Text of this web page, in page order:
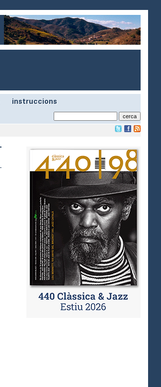
instruccions